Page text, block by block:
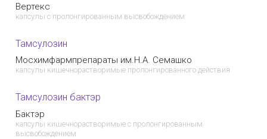
Вертекс
капсулы с пролонгированным высвобождением
Тамсулозин
Мосхимфармпрепараты им.Н.А. Семашко
капсулы кишечнорастворимые пролонгированного действия
Тамсулозин бактэр
Бактэр
капсулы кишечнорастворимые с пролонгированным
высвобождением